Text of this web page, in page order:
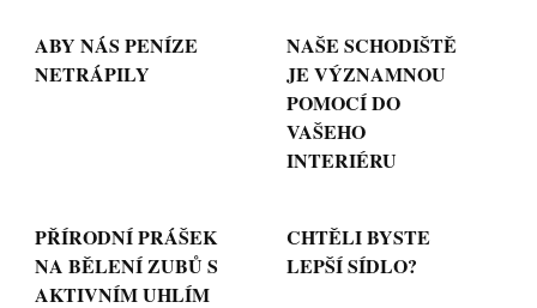
ABY NÁS PENÍZE
NETRÁPILY
NAŠE SCHODIŠTĚ
JE VÝZNAMNOU
POMOCÍ DO
VAŠEHO
INTERIÉRU
PŘÍRODNÍ PRÁŠEK
NA BĚLENÍ ZUBŮ S
AKTIVNÍM UHLÍM
CHTĚLI BYSTE
LEPŠÍ SÍDLO?